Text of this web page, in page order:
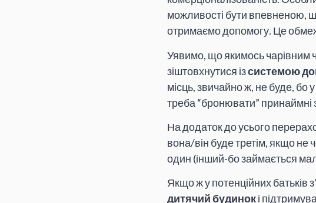
можливості бути впевненою,
отримаємо допомогу. Це
Уявимо, що якимось чарівним
зіштовхнутися ізсистемою
місць, звичайно ж, не буде, бо
треба “бронювати” принаймні
На додаток до усього
вона/він буде третім, якщо не
один (інший-бо займається
Якщо ж у потенційних батьків
дитячий будинокі